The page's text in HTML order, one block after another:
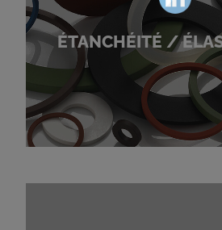
ÉTANCHÉITÉ /